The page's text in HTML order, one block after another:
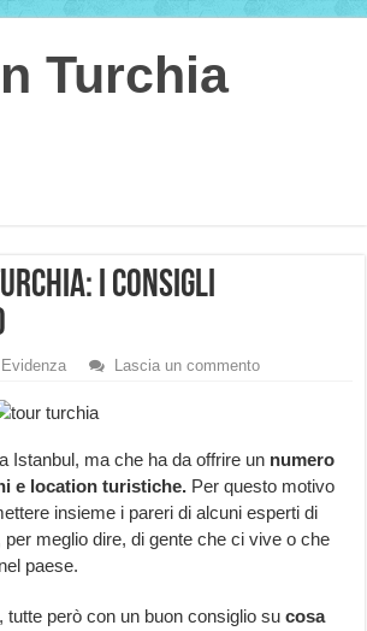
i consigli
Evidenza Lascia un commento
Istanbul, ma che ha da offrire un numero
e location turistiche. Per questo motivo
insieme i pareri di alcuni esperti di
meglio dire, di gente che ci vive o che
paese.
tutte però con un buon consiglio sucosa